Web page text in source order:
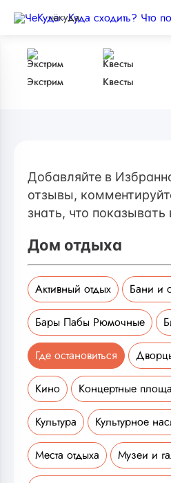
чёкуда
Экстрим Квесты
Добавляйте в
отзывы,
знать, что показывать
Дом отдыха
Активный отдых Бани и
Бары Пабы Рюмочные
Где остановиться
Кино Концертные
Культура Культурное
Места отдыха Музеи и